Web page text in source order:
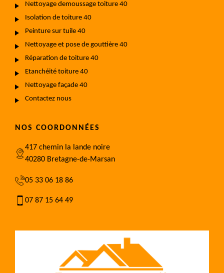
Nettoyage demoussage toiture 40
Isolation de toiture 40
Peinture sur tuile 40
Nettoyage et pose de gouttière 40
Réparation de toiture 40
Etanchéité toiture 40
Nettoyage façade 40
Contactez nous
NOS COORDONNÉES
417 chemin la lande noire
40280 Bretagne-de-Marsan
05 33 06 18 86
07 87 15 64 49